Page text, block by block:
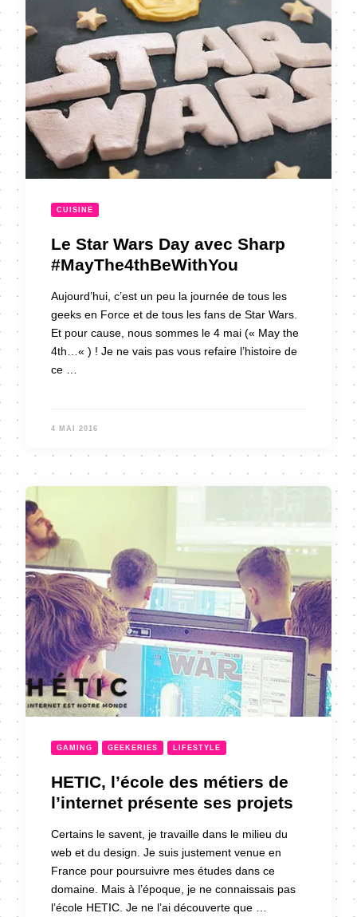
CUISINE
Le Star Wars Day avec Sharp
#MayThe4thBeWithYou
Aujourd’hui, c’est un peu la journée de tous les
geeks en Force et de tous les fans de Star Wars.
Et pour cause, nous sommes le 4 mai (« May the
4th…« ) ! Je ne vais pas vous refaire l’histoire de
ce …
4 MAI 2016
GAMING GEEKERIES LIFESTYLE
HETIC, l’école des métiers de
l’internet présente ses projets
Certains le savent, je travaille dans le milieu du
web et du design. Je suis justement venue en
France pour poursuivre mes études dans ce
domaine. Mais à l’époque, je ne connaissais pas
l’école HETIC. Je ne l’ai découverte que …